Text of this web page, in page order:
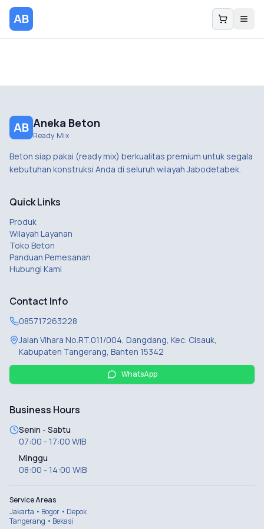
AB
AB Aneka Beton
Ready Mix
Beton siap pakai (ready mix) berkualitas premium untuk segala
kebutuhan konstruksi Anda di seluruh wilayah Jabodetabek.
Quick Links
Produk
Wilayah Layanan
Toko Beton
Panduan Pemesanan
Hubungi Kami
Contact Info
085717263228
Jalan Vihara No.RT.011/004, Dangdang, Kec. Cisauk,
Kabupaten Tangerang, Banten 15342
WhatsApp
Business Hours
Senin - Sabtu
07:00 - 17:00 WIB
Minggu
08:00 - 14:00 WIB
Service Areas
Jakarta • Bogor • Depok
Tangerang • Bekasi